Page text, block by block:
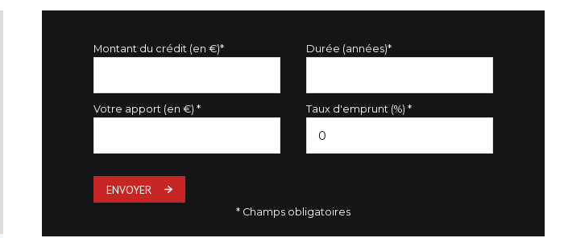
Montant du crédit (en €)* Durée (années)*
Votre apport (en €) * Taux d'emprunt (%) *
ENVOYER
* Champs obligatoires